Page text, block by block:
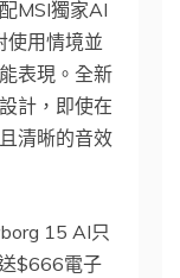
MSI獨家AI
使用情境並
表現。全新
計，即使在
清晰的音效
15 AI只
$666電子